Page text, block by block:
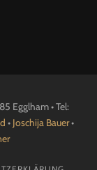
Egglham • Tel:
• Joschija Bauer•